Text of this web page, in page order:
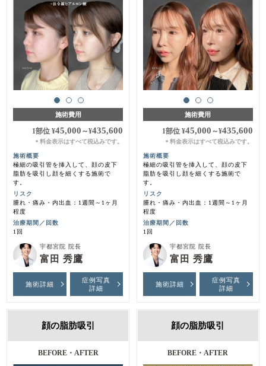
施術費用
1部位¥45,000 ～¥435,600
＊料金表示はすべて税込みです。
施術概要
極細の吸引管を挿入して、顔の皮下
脂肪を吸引し顔を細くする施術で
す。
リスク
腫れ・痛み・内出血：1週間～1ヶ月
程度
治療期間／回数
1回
宇都宮院 院長
富田 秀鷹
施術詳細
症例写真
詳細
施術費用
1部位 ¥45,000 ～¥435,600
＊ 料金表示はすべて税込みです。
施術概要
極細の吸引管を挿入して、顔の皮下
脂肪を吸引し顔を細くする施術で
す。
リスク
腫れ・痛み・内出血：1週間～1ヶ月
程度
治療期間／回数
1回
宇都宮院 院長
富田 秀鷹
施術詳細
症例写真
詳細
顔の脂肪吸引
BEFORE・AFTER
施術前・1ヶ月後
顔の脂肪吸引
BEFORE・AFTER
施術前・1週間後